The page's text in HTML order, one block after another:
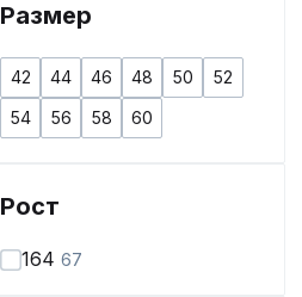
Размер
42 44 46 48 50
52
54
56 58 60
Рост
164 67